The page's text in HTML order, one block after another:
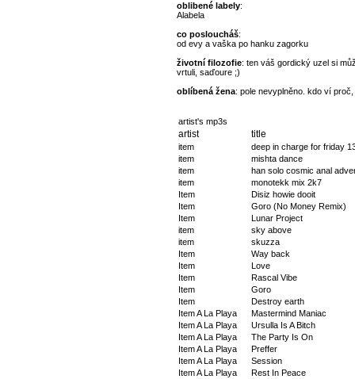
oblibené labely:
Alabela
co posloucháš:
od evy a vaška po hanku zagorku
životní filozofie: ten váš gordický uzel si
vrtuli, saďoure ;)
oblíbená žena: pole nevyplněno. kdo ví
artist's mp3s
artist title
item
deep in charge for friday
item
mishta dance
item
han solo cosmic anal
item
monotekk mix 2k7
Item
Disiz howie dooit
Item
Goro (No Money Remix)
Item
Lunar Project
item
sky above
item
skuzza
Item
Way back
Item
Love
Item
Rascal Vibe
Item
Goro
Item
Destroy earth
Item A La Playa
Mastermind Maniac
Item A La Playa
Ursulla Is A Bitch
Item A La Playa
The Party Is On
Item A La Playa
Preffer
Item A La Playa
Session
Item A La Playa
Rest In Peace